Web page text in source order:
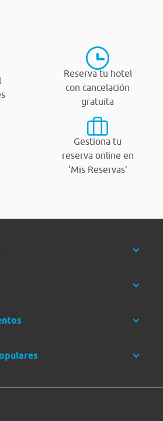
Reserva tu hotel
con cancelación
gratuita
Gestiona tu
reserva online en
‘Mis Reservas’